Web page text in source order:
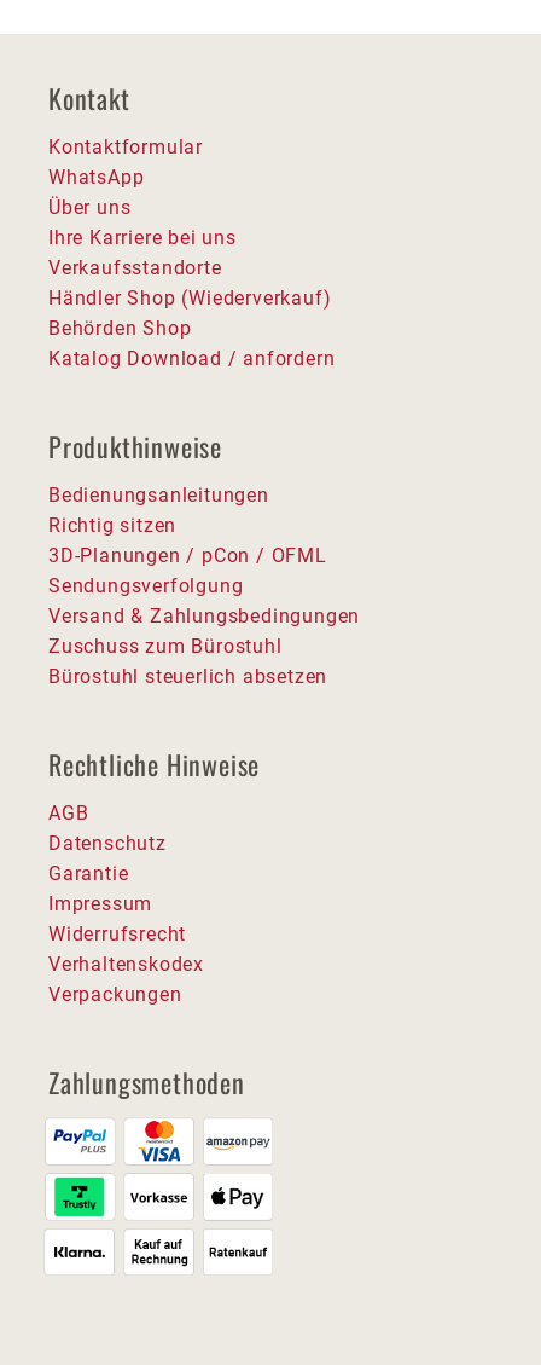
Kontakt
Kontaktformular
WhatsApp
Über uns
Ihre Karriere bei uns
Verkaufsstandorte
Händler Shop (Wiederverkauf)
Behörden Shop
Katalog Download / anfordern
Produkthinweise
Bedienungsanleitungen
Richtig sitzen
3D-Planungen / pCon / OFML
Sendungsverfolgung
Versand & Zahlungsbedingungen
Zuschuss zum Bürostuhl
Bürostuhl steuerlich absetzen
Rechtliche Hinweise
AGB
Datenschutz
Garantie
Impressum
Widerrufsrecht
Verhaltenskodex
Verpackungen
Zahlungsmethoden